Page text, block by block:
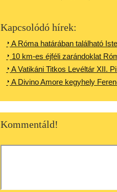
Kapcsolódó hírek:
A Róma határában található
10 km-es éjféli zarándoklat
A Vatikáni Titkos Levéltár XII.
A Divino Amore kegyhely
Kommentáld!